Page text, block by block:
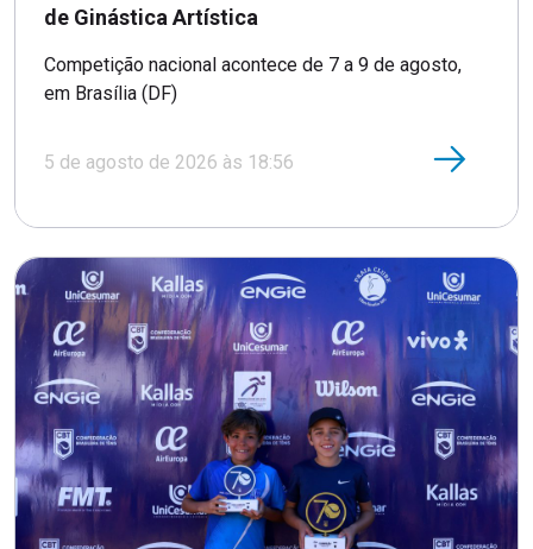
de Ginástica Artística
Competição nacional acontece de 7 a 9 de agosto,
em Brasília (DF)
5 de agosto de 2026 às 18:56